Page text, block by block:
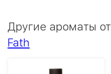
Другие ароматы от
Fath